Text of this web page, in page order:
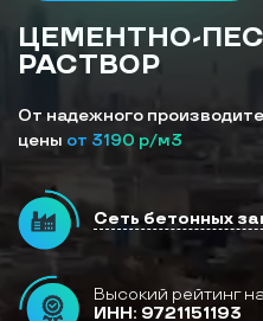
ЦЕМЕНТНО-
РАСТВОР
От надежного
цены от 3190 р/м3
Сеть бетонных
Высокий рейтинг
ИНН: 9721151193